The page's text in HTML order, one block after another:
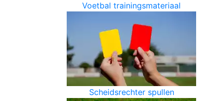
Voetbal trainingsmateriaal
Scheidsrechter spullen